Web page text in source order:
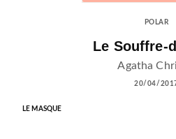
POLAR
Le Souffre-
Agatha
20/04/
LE MASQUE